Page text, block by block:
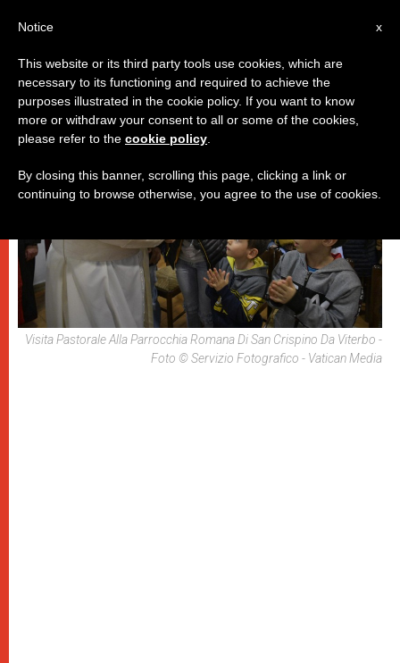
PAPI,SPIRITUALITÀ E PREGHIERA ,VIAGGI
Visita Pastorale Alla Parrocchia Romana Di San Crispino Da Viterbo -
Foto © Servizio Fotografico - Vatican Media
x
Notice
This website or its third party tools use cookies, which are
necessary to its functioning and required to achieve the
purposes illustrated in the cookie policy. If you want to know
more or withdraw your consent to all or some of the cookies,
please refer to the cookie policy
By closing this banner, scrolling this page, clicking a link or
continuing to browse otherwise, you agree to the use of cookies.